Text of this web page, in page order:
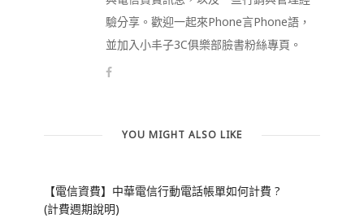
驗分享。歡迎一起來Phone言Phone語，
並加入小丰子3C俱樂部臉書粉絲專頁。
YOU MIGHT ALSO LIKE
【電信資費】中華電信行動電話帳單如何計費 ?
(計費週期說明)